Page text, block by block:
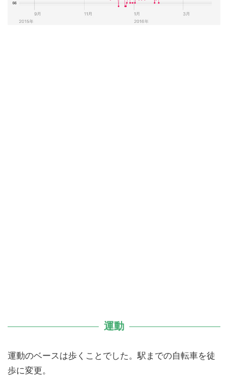
運動
運動のベースは歩くことでした。駅までの自転車を徒
歩に変更。